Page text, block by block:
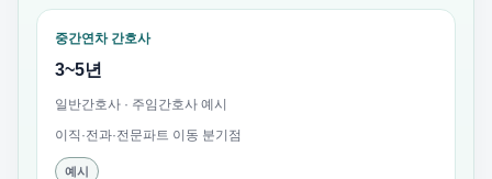
중간연차 간호사
3~5년
일반간호사 · 주임간호사 예시
이직·전과·전문파트 이동 분기점
예시